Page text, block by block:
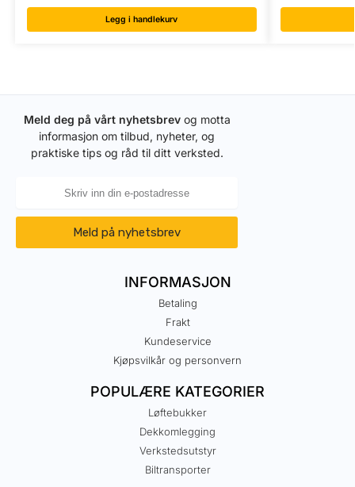
Legg i handlekurv
Meld deg på vårt nyhetsbrevog motta
informasjon om tilbud, nyheter, og
praktiske tips og råd til ditt verksted.
Meld på nyhetsbrev
INFORMASJON
Betaling
Frakt
Kundeservice
Kjøpsvilkår og personvern
POPULÆRE KATEGORIER
Løftebukker
Dekkomlegging
Verkstedsutstyr
Biltransporter